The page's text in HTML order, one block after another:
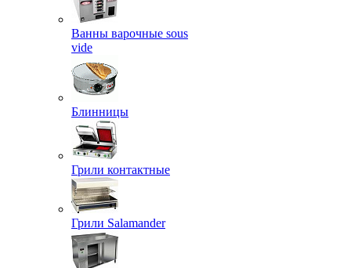
Ванны варочные sous
vide
Блинницы
Грили контактные
Грили Salamander